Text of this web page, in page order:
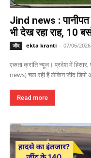
Jind news :
भी देख रहा राह, 10
जींद ekta kranti - 07/06/2026
एकता क्रांति न्यूज। प्रदेश में
news) चल रही हैं लेकिन जींद डिपो
Read more